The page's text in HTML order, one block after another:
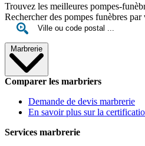
Trouvez les meilleures pompes-
Rechercher des pompes funèbres
Marbrerie
Comparer les marbriers
Demande de devis marbrerie
En savoir plus sur la
Services marbrerie